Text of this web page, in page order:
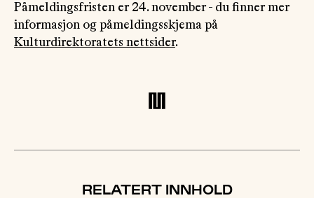
Påmeldingsfristen er 24. november - du finner mer
informasjon og påmeldingsskjema på
Kulturdirektoratets nettsider.
RELATERT INNHOLD